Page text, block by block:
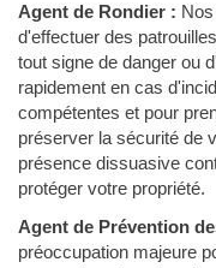
Agent de Rondier :
d'effectuer des
tout signe de danger ou
rapidement en cas
compétentes et pour
préserver la sécurité de
présence dissuasive
protéger votre propriété.
Agent de Prévention
préoccupation majeure